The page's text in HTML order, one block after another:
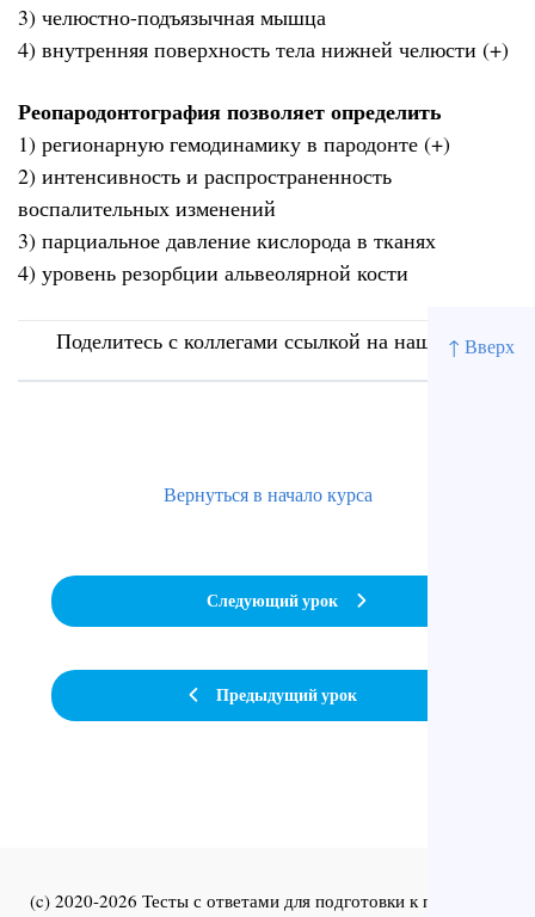
↑ Вверх
3) челюстно-подъязычная мышца
4) внутренняя поверхность тела нижней челюсти (+)
Реопародонтография позволяет определить
1) регионарную гемодинамику в пародонте (+)
2) интенсивность и распространенность
воспалительных изменений
3) парциальное давление кислорода в тканях
4) уровень резорбции альвеолярной кости
Поделитесь с коллегами ссылкой на наш сайт
Предыдущий урок
Вернуться в начало курса
Следующий урок
(c) 2020-2026 Тесты с ответами для подготовки к первичной